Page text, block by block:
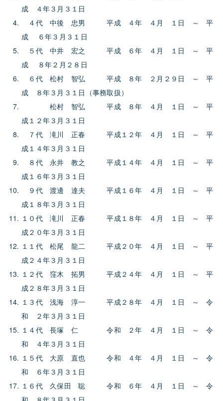
成 ４年３月３１日
４代 中後 忠男 平成 ４年 ４月 １日 ～ 平
成 ６年３月３１日
５代 中井 宏之 平成 ６年 ４月 １日 ～ 平
成 ８年２月２８日
６代 松村 智弘 平成 ８年 ２月２９日 ～ 平
成 ８年３月３１日（事務取扱）
松村 智弘 平成 ８年 ４月 １日 ～ 平
成１２年３月３１日
７代 滝川 正春 平成１２年 ４月 １日 ～ 平
成１４年３月３１日
８代 永井 教之 平成１４年 ４月 １日 ～ 平
成１６年３月３１日
９代 渡邊 達夫 平成１６年 ４月 １日 ～ 平
成１８年３月３１日
１０代 滝川 正春 平成１８年 ４月 １日 ～ 平
成２０年３月３１日
１１代 松尾 龍二 平成２０年 ４月 １日 ～ 平
成２４年３月３１日
１２代 窪木 拓男 平成２４年 ４月 １日 ～ 平
成２８年３月３１日
１３代 浅海 淳一 平成２８年 ４月 １日 ～ 令
和 ２年３月３１日
１４代 長塚 仁 令和 ２年 ４月 １日 ～ 令
和 ４年３月３１日
１５代 大原 直也 令和 ４年 ４月 １日 ～ 令
和 ６年３月３１日
１６代 久保田 聡 令和 ６年 ４月 １日 ～ 令